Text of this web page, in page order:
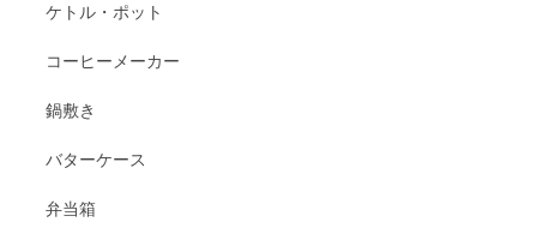
ケトル・ポット
コーヒーメーカー
鍋敷き
バターケース
弁当箱